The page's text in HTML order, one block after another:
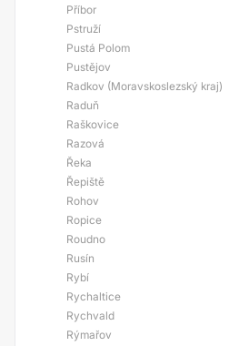
Příbor
Pstruží
Pustá Polom
Pustějov
Radkov (Moravskoslezský kraj)
Raduň
Raškovice
Razová
Řeka
Řepiště
Rohov
Ropice
Roudno
Rusín
Rybí
Rychaltice
Rychvald
Rýmařov